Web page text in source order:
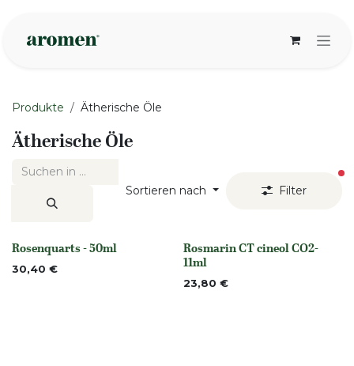
Produkte Ätherische Öle
Ätherische Öle
Sortieren nach Filter
None
Rosenquarts - 50ml
30,40 € None
Rosmarin CT cineol CO2-
11ml
23,80 €